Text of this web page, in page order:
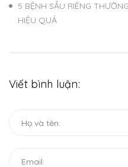
5 BỆNH SẦU RIÊNG
HIỆU QUẢ
Viết bình luận: